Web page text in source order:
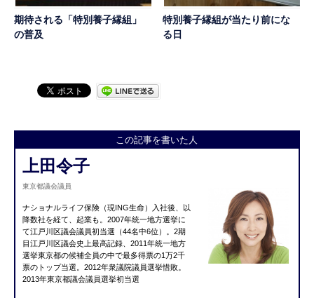
期待される「特別養子縁組」
の普及
特別養子縁組が当たり前にな
る日
この記事を書いた人
上田令子
東京都議会議員
ナショナルライフ保険（現ING生命）入社後、以
降数社を経て、起業も。2007年統一地方選挙に
て江戸川区議会議員初当選（44名中6位）。2期
目江戸川区議会史上最高記録、2011年統一地方
選挙東京都の候補全員の中で最多得票の1万2千
票のトップ当選。2012年衆議院議員選挙惜敗。
2013年東京都議会議員選挙初当選